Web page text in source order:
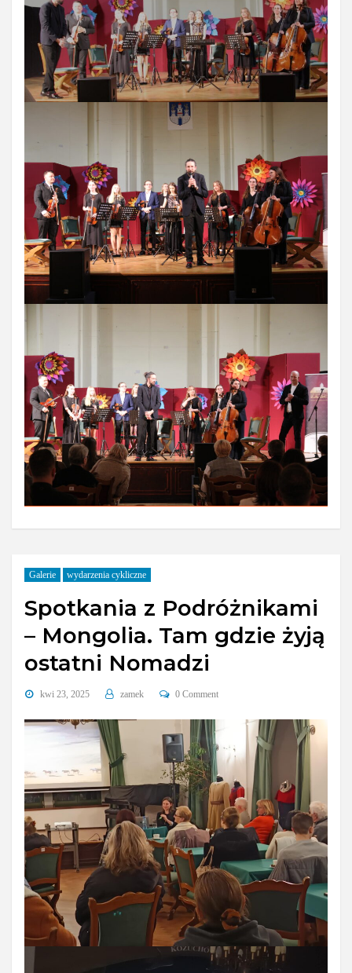
Galerie wydarzenia cykliczne
Spotkania z Podróżnikami
– Mongolia. Tam gdzie żyją
ostatni Nomadzi
kwi 23, 2025 zamek 0 Comment